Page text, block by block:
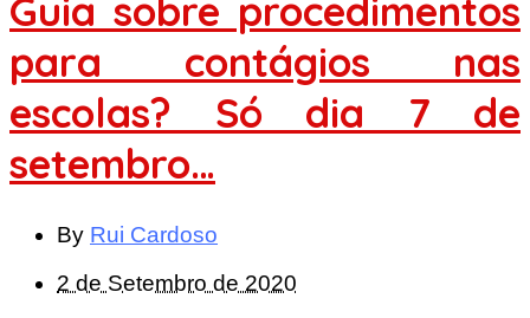
Guia sobre procedimentos
para contágios nas
escolas? Só dia 7 de
setembro…
By Rui Cardoso
2 de Setembro de 2020